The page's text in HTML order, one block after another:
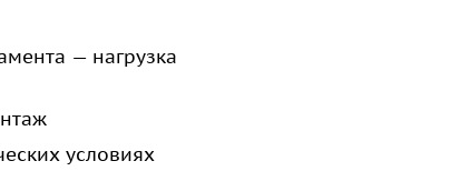
— нагрузка
условиях